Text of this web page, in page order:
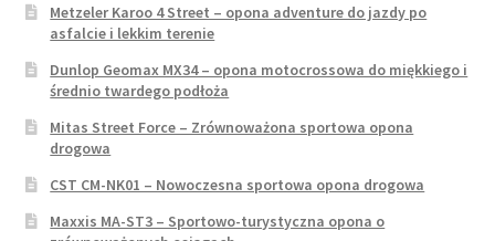
Metzeler Karoo 4 Street – opona adventure do jazdy po
asfalcie i lekkim terenie
Dunlop Geomax MX34 – opona motocrossowa do miękkiego i
średnio twardego podłoża
Mitas Street Force – Zrównoważona sportowa opona
drogowa
CST CM-NK01 – Nowoczesna sportowa opona drogowa
Maxxis MA-ST3 – Sportowo-turystyczna opona o